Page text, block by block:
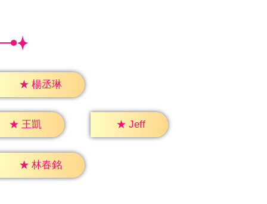
★ 楊丞琳
★ 王凱 ★ Jeff
★ 林春銘